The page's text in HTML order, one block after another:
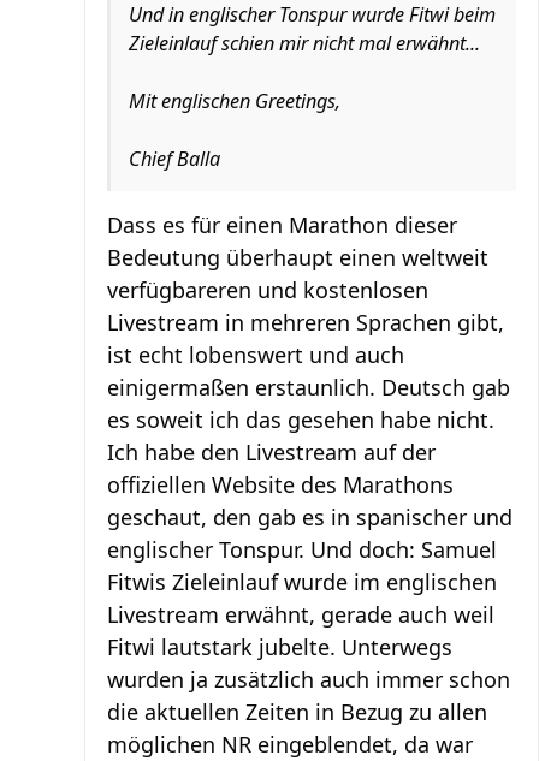
Und in englischer Tonspur wurde Fitwi beim
Zieleinlauf schien mir nicht mal erwähnt...
Mit englischen Greetings,
Chief Balla
Dass es für einen Marathon dieser
Bedeutung überhaupt einen weltweit
verfügbareren und kostenlosen
Livestream in mehreren Sprachen gibt,
ist echt lobenswert und auch
einigermaßen erstaunlich. Deutsch gab
es soweit ich das gesehen habe nicht.
Ich habe den Livestream auf der
offiziellen Website des Marathons
geschaut, den gab es in spanischer und
englischer Tonspur. Und doch: Samuel
Fitwis Zieleinlauf wurde im englischen
Livestream erwähnt, gerade auch weil
Fitwi lautstark jubelte. Unterwegs
wurden ja zusätzlich auch immer schon
die aktuellen Zeiten in Bezug zu allen
möglichen NR eingeblendet, da war